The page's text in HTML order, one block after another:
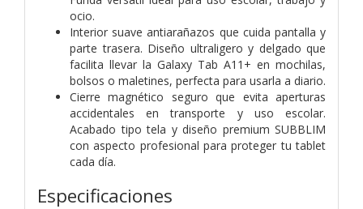
ocio.
Interior suave antiarañazos que cuida pantalla y
parte trasera. Diseño ultraligero y delgado que
facilita llevar la Galaxy Tab A11+ en mochilas,
bolsos o maletines, perfecta para usarla a diario.
Cierre magnético seguro que evita aperturas
accidentales en transporte y uso escolar.
Acabado tipotela y diseño premium SUBBLIM
con aspecto profesional para proteger tu tablet
cada día.
Especificaciones